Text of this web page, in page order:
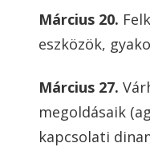
Március 20.
eszközök,
Március 27.
megoldásaik
kapcsolati